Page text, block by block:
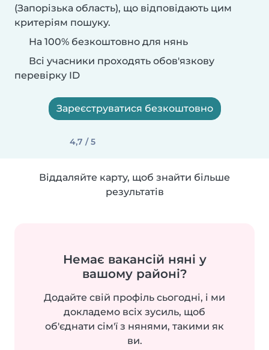
(Запорізька область), що відповідають цим
критеріям пошуку.
На 100% безкоштовно для нянь
Всі учасники проходять обов'язкову
перевірку ID
Зареєструватися безкоштовно
4,7 / 5
Віддаляйте карту, щоб знайти більше
результатів
Немає вакансій няні у
вашому районі?
Додайте свій профіль сьогодні, і ми
докладемо всіх зусиль, щоб
об'єднати сім'ї з нянями, такими як
ви.